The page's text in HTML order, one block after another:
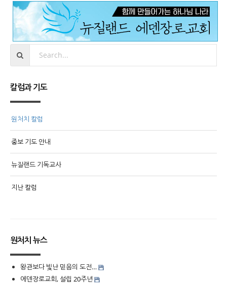
칼럼과 기도
원처치 칼럼
중보 기도 안내
뉴질랜드 기독교사
지난 칼럼
원처치 뉴스
왕관보다 빛난 믿음의 도전…
에덴장로교회, 설립 20주년